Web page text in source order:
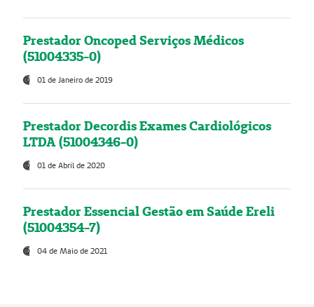
Prestador Oncoped Serviços Médicos
(51004335-0)
01 de Janeiro de 2019
Prestador Decordis Exames Cardiológicos
LTDA (51004346-0)
01 de Abril de 2020
Prestador Essencial Gestão em Saúde Ereli
(51004354-7)
04 de Maio de 2021